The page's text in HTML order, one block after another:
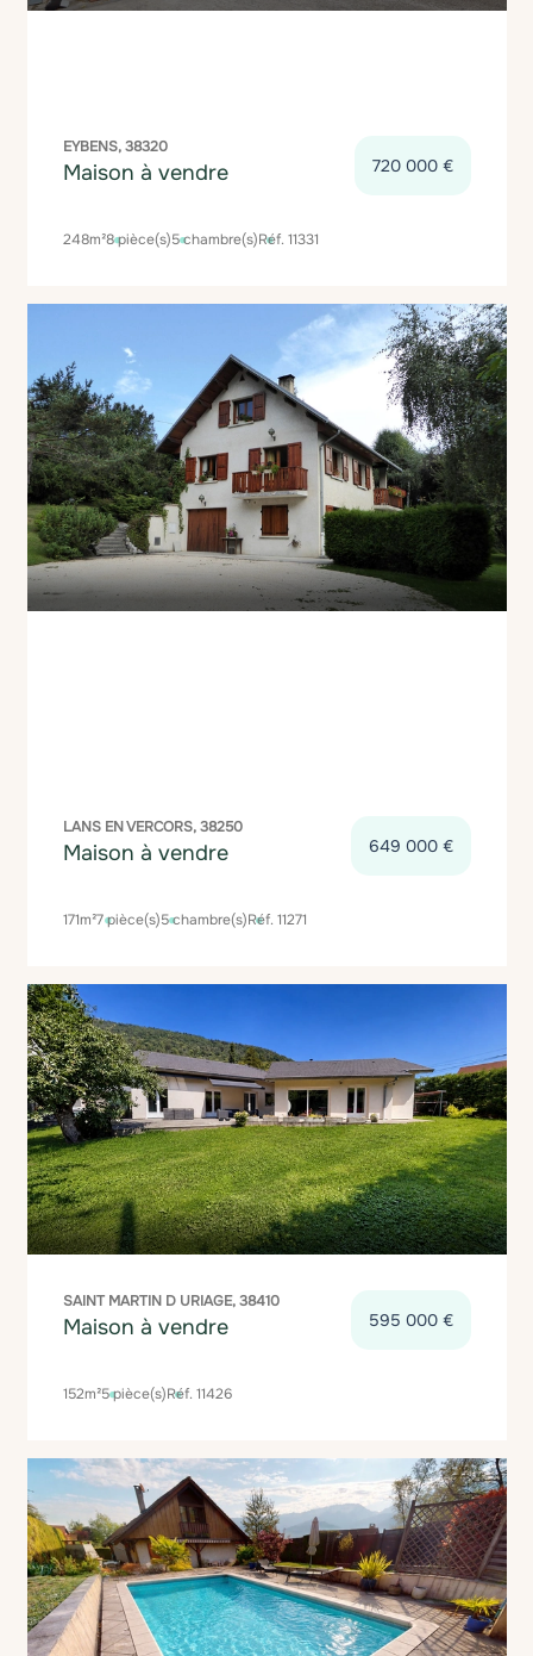
EYBENS, 38320
Maison à vendre 720 000 €
248m²8 pièce(s)5 chambre(s)Réf. 11331
LANS EN VERCORS, 38250
Maison à vendre 649 000 €
171m²7 pièce(s)5 chambre(s)Réf. 11271
SAINT MARTIN D URIAGE, 38410
Maison à vendre 595 000 €
152m²5 pièce(s)Réf. 11426